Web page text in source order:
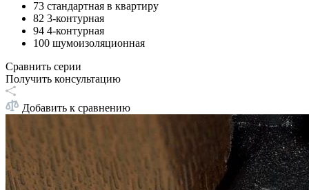
73 стандартная в квартиру
82 3-контурная
94 4-контурная
100 шумоизоляционная
Сравнить серии
Получить консультацию
Добавить к сравнению